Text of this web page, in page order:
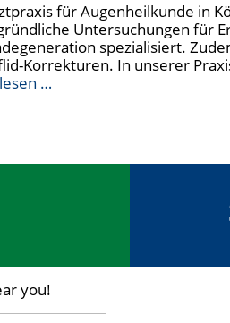
für Augenheilkunde in
Untersuchungen für
spezialisiert.
Korrekturen. In unserer
…
you!